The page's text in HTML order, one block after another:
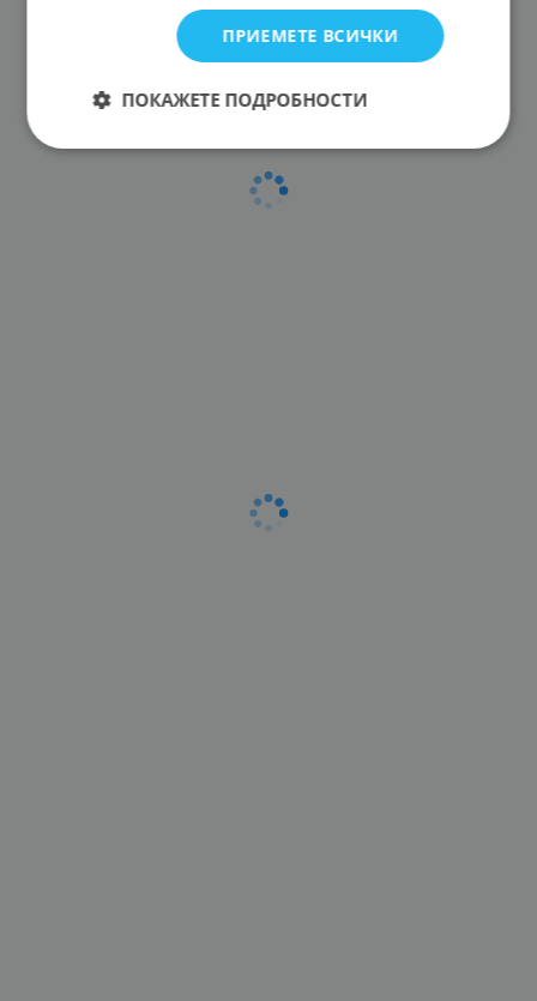
ПРИЕМЕТЕ ВСИЧКИ
ПОКАЖЕТЕ ПОДРОБНОСТИ